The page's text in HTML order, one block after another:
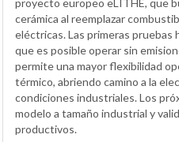
cerámica al reemplazar
eléctricas. Las primeras
que es posible operar sin
permite una mayor flexibilidad
térmico, abriendo camino a la
condiciones industriales. Los
modelo a tamaño industrial y
productivos.